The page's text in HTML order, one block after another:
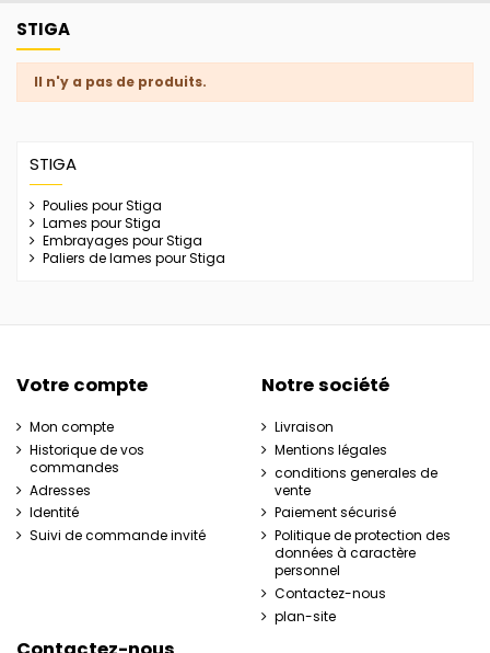
STIGA
Il n'y a pas de produits.
STIGA
Poulies pour Stiga
Lames pour Stiga
Embrayages pour Stiga
Paliers de lames pour Stiga
Votre compte
Mon compte
Historique de vos
commandes
Adresses
Identité
Suivi de commande invité
Notre société
Livraison
Mentions légales
conditions generales de
vente
Paiement sécurisé
Politique de protection des
données à caractère
personnel
Contactez-nous
plan-site